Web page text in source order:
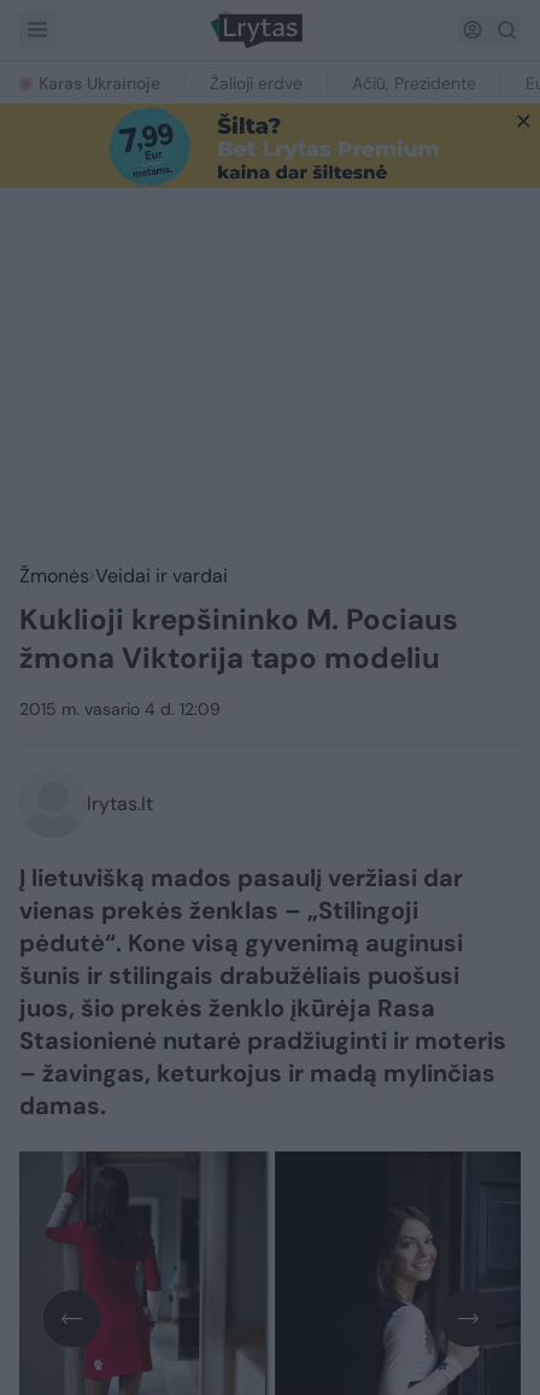
Karas Ukrainoje Žalioji erdvė Ačiū, Prezidente
Žmonės Veidai ir vardai
Kuklioji krepšininko M. Pociaus
žmona Viktorija tapo modeliu
2015 m. vasario 4 d. 12:09
lrytas.lt
Į lietuvišką mados pasaulį veržiasi dar
vienas prekės ženklas – „Stilingoji
pėdutė“. Kone visą gyvenimą auginusi
šunis ir stilingais drabužėliais puošusi
juos, šio prekės ženklo įkūrėja Rasa
Stasionienė nutarė pradžiuginti ir moteris
– žavingas, keturkojus ir madą mylinčias
damas.